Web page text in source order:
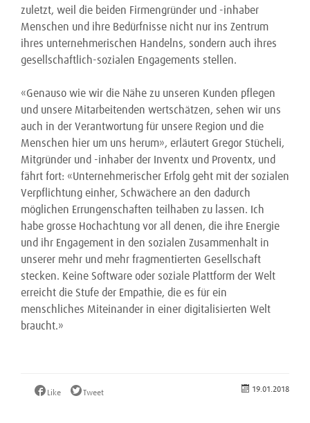
zuletzt, weil die beiden Firmengründer und -inhaber
Menschen und ihre Bedürfnisse nicht nur ins Zentrum
ihres unternehmerischen Handelns, sondern auch ihres
gesellschaftlich-sozialen Engagements stellen.
«Genauso wie wir die Nähe zu unseren Kunden pflegen
und unsere Mitarbeitenden wertschätzen, sehen wir uns
auch in der Verantwortung für unsere Region und die
Menschen hier um uns herum», erläutert Gregor Stücheli,
Mitgründer und -inhaber der Inventx und Proventx, und
fährt fort: «Unternehmerischer Erfolg geht mit der sozialen
Verpflichtung einher, Schwächere an den dadurch
möglichen Errungenschaften teilhaben zu lassen. Ich
habe grosse Hochachtung vor all denen, die ihre Energie
und ihr Engagement in den sozialen Zusammenhalt in
unserer mehr und mehr fragmentierten Gesellschaft
stecken. Keine Software oder soziale Plattform der Welt
erreicht die Stufe der Empathie, die es für ein
menschliches Miteinander in einer digitalisierten Welt
braucht.»
Like Tweet 19.01.2018